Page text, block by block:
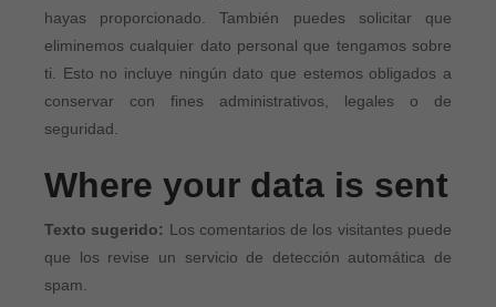
hayas proporcionado. También puedes solicitar que
eliminemos cualquier dato personal que tengamos sobre
ti. Esto no incluye ningún dato que estemos obligados a
conservar con fines administrativos, legales o de
seguridad.
Where your data is sent
Texto sugerido: Los comentarios de los visitantes puede
que los revise un servicio de detección automática de
spam.